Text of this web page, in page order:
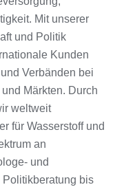
Mit unserer
und Politik
Kunden
Verbänden bei
Märkten. Durch
weltweit
für Wasserstoff und
an
und
Politikberatung bis